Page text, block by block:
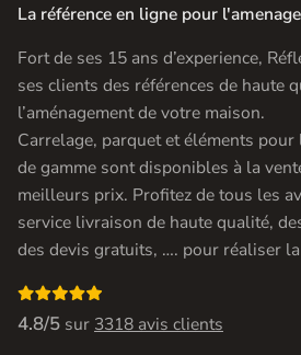
La référence en ligne pour
Fort de ses 15 ans d’experience,
ses clients des références de haute
l’aménagement de votre maison.
Carrelage, parquet et éléments
de gamme sont disponibles à la
meilleurs prix. Profitez de tous les
service livraison de haute qualité,
des devis gratuits, …. pour réaliser

4.8/5 sur 3318 avis clients